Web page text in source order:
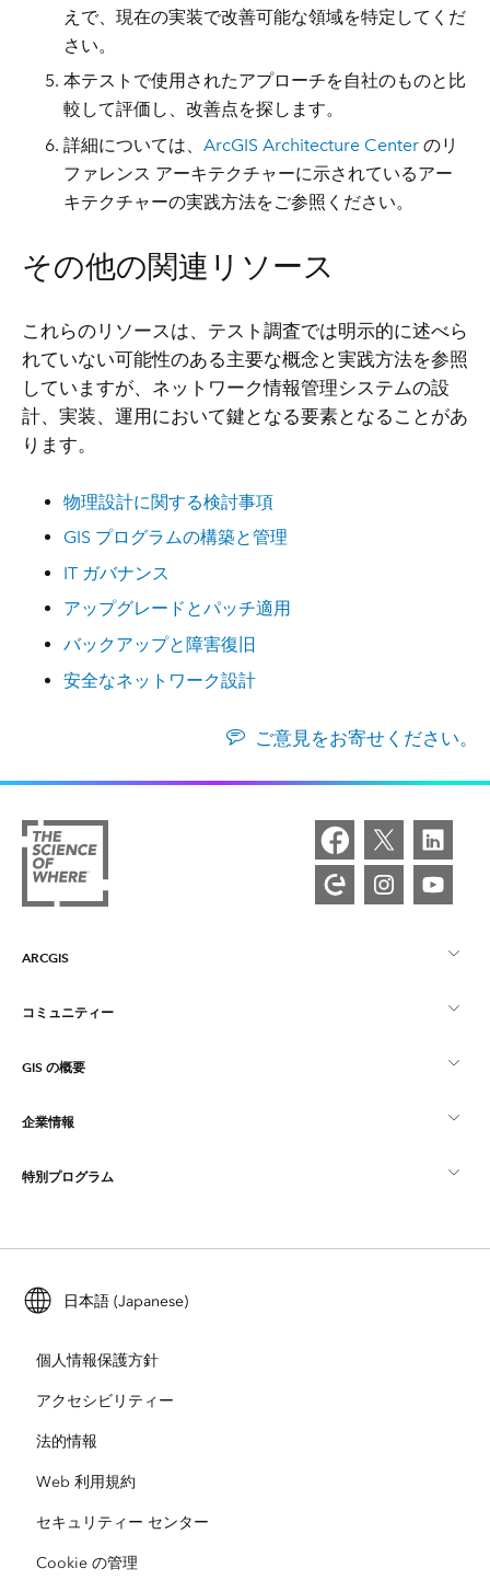
えで、現在の実装で改善可能な領域を特定 してくだ
さい。
本テストで使用されたアプローチを自社のものと比
較して評価 し、改善点を探します。
詳細については、ArcGIS Architecture Center のリ
ファレンス アーキテクチャーに示されているアー
キテクチャーの実践方法をご参照ください。
その他の関連リソース
これらのリソースは、テスト調査では明示的に述べら
れていない可能性のある主要な概念と実践方法を参照
していますが、ネットワーク情報管理システムの設
計、実装、運用において鍵となる要素となることがあ
ります。
物理設計に関する検討事項
GIS プログラムの構築と管理
IT ガバナンス
アップグレードとパッチ適用
バックアップと障害復旧
安全なネットワーク設計
ご意見をお寄せください。
ARCGIS
ArcGIS の概要
マッピング
Esri ストア
コミュニティー
Esri Community
ArcGIS ブログ
Esri Young Professionals Network
GIS の概要
GIS とは
ロケーション インテリジェンス
トレーニング
ArcUser
ArcNews
ArcWatch
Esri ビデオ
企業情報
Esri について
採用情報
オープンビジョン
企業行動規範
特別プログラム
ArcGIS for Student Use
自然保護
教育機関
日本語 (Japanese)
個人情報保護方針
アクセシビリティー
法的情報
Web 利用規約
セキュリティー センター
Cookie の管理